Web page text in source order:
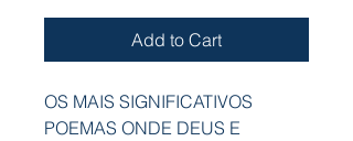
Add to Cart
OS MAIS SIGNIFICATIVOS
POEMAS ONDE DEUS E